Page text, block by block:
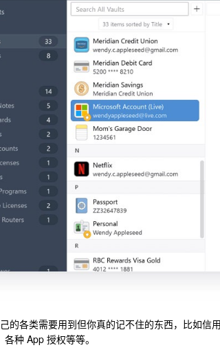
的各类需要用到但你真的记不住的东西，比如信
种 App 授权等等。